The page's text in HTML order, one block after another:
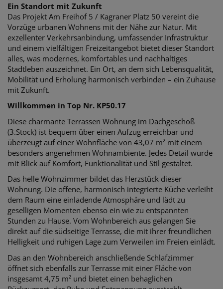
Ein Standort mit Zukunft
Das Projekt Am Freihof 5 / Kagraner Platz 50 vereint die
Vorzüge urbanen Wohnens mit der Nähe zur Natur. Mit
exzellenter Verkehrsanbindung, umfassender Infrastruktur
und einem vielfältigen Freizeitangebot bietet dieser Standort
alles, was modernes, komfortables und nachhaltiges
Stadtleben auszeichnet. Ein Ort, an dem sich Lebensqualität,
Mobilität und Erholung harmonisch verbinden – ein Zuhause
mit Zukunft.
Willkommen in Top Nr. KP50.17
Diese charmante Terrassen Wohnung im Dachgeschoß
(3.Stock) ist bequem über einen Aufzug erreichbar und
überzeugt auf einer Wohnfläche von 43,07 m² mit einem
besonders angenehmen Wohnambiente. Jedes Detail wurde
mit Blick auf Komfort, Funktionalität und Stil gestaltet.
Das helle Wohnzimmer bildet das Herzstück dieser
Wohnung. Die offene, harmonisch integrierte Küche verleiht
dem Raum eine einladende Atmosphäre und lädt zu
geselligen Momenten ebenso ein wie zu entspannten
Stunden zu Hause. Vom Wohnbereich aus gelangen Sie
direkt auf die südseitige Terrasse, die mit ihrer freundlichen
Helligkeit und ruhigen Lage zum Verweilen im Freien einlädt.
Das an den Wohnbereich anschließende Schlafzimmer
öffnet sich ebenfalls zur Terrasse mit einer Fläche von
insgesamt 4,75 m² und bietet einen behaglichen